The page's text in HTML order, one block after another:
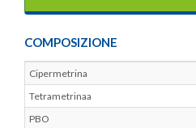
COMPOSIZIONE
Cipermetrina
Tetrametrinaa
PBO